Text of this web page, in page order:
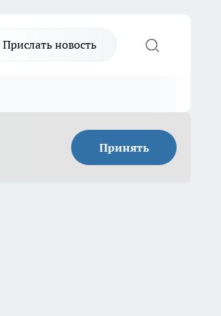
Прислать новость
Принять